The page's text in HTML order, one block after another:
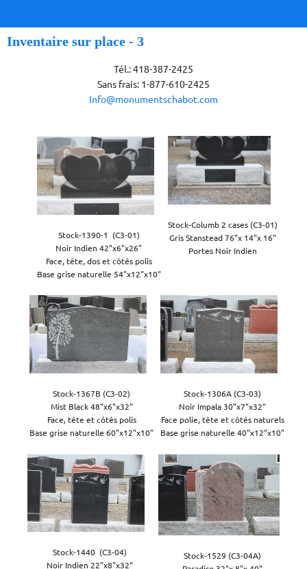
Inventaire sur place - 3
Tél.: 418-387-2425
Sans frais: 1-877-610-2425
Info@monumentschabot.com
Stock-1390-1  (C3-01)
Noir Indien 42"x6"x26"
Face, tête, dos et côtés polis
Base grise naturelle 54"x12"x10"
Stock-Columb 2 cases (C3-01)
Gris Stanstead 76"x 14"x 16"
Portes Noir Indien
Stock-1367B (C3-02)
Mist Black 48"x6"x32"
Face, tête et côtés polis
Base grise naturelle 60"x12"x10"
Stock-1306A (C3-03)
Noir Impala 30"x7"x32"
Face polie, tête et côtés naturels
Base grise naturelle 40"x12"x10"
Stock-1440  (C3-04)
Noir Indien 22"x8"x32"
Stock-1529 (C3-04A)